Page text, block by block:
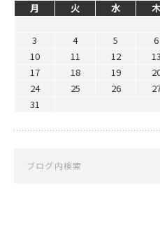
月 火 水 木
3
4 5 6
10
11 12 13
17
18 19
24
25 26
31